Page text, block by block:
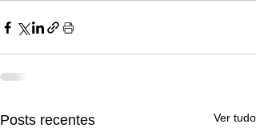
Posts recentes Ver tudo